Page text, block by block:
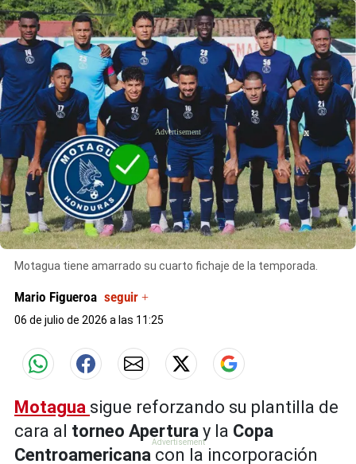
Motagua tiene amarrado su cuarto fichaje de la temporada.
X
X
Mario Figueroa seguir +
06 de julio de 2026 a las 11:25
Motagua sigue reforzando su plantilla de
cara al torneo Apertura y la Copa
Centroamericana con la incorporación